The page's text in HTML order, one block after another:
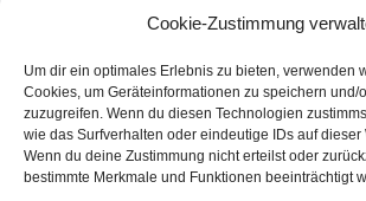
Cookie-Zustimmung
Um dir ein optimales Erlebnis zu bieten, verwenden
Cookies, um Geräteinformationen zu speichern und/
zuzugreifen. Wenn du diesen Technologien
wie das Surfverhalten oder eindeutige IDs auf
Wenn du deine Zustimmung nicht erteilst oder
bestimmte Merkmale und Funktionen beeinträchtigt
Perfekte Pflege auch
Hause
Uncategorized/ VonChristin Förster
Bei mir gibt es ab sofort auch